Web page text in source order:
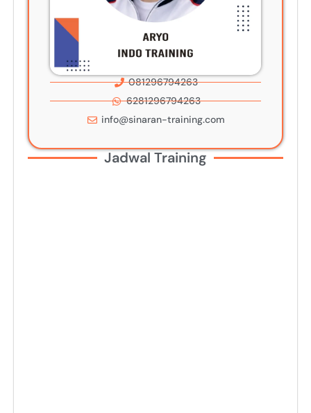
081296794263
6281296794263
info@sinaran-training.com
Jadwal Training